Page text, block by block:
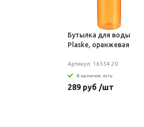
Бутылка для воды
Plaske, оранжевая
Артикул: 16554.20
В наличии: есть
289 руб /шт